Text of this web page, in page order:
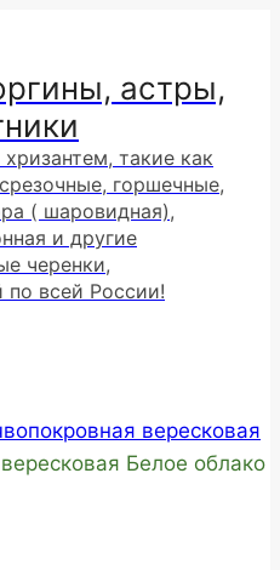
астры,
такие как
горшечные,
( шаровидная),
и другие
черенки,
всей России!
вересковая
Белое облако